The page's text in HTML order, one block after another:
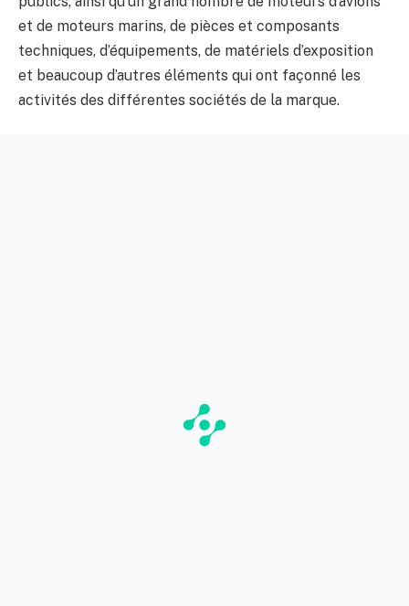
et de moteurs marins, de pièces et composants
techniques, d’équipements, de matériels d’exposition
et beaucoup d’autres éléments qui ont façonné les
activités des différentes sociétés de la marque.